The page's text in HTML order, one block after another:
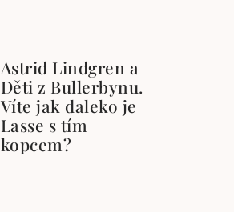
Astrid Lindgren a
Děti z Bullerbynu.
Víte jak daleko je
Lasse s tím
kopcem?